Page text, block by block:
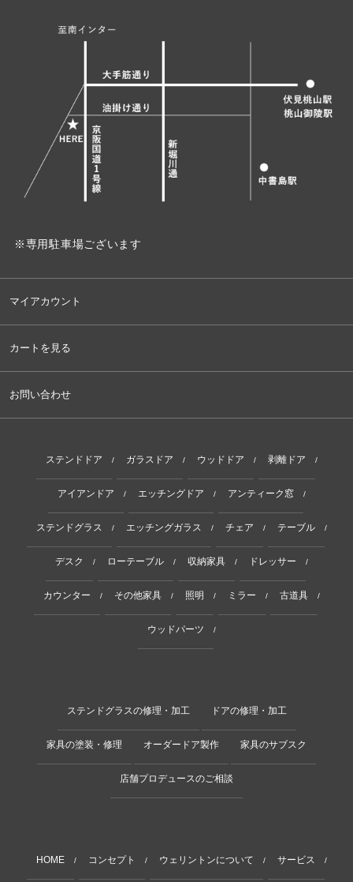
※専用駐車場ございます
マイアカウント
カートを見る
お問い合わせ
ステンドドア / ガラスドア / ウッドドア / 剥離ドア /
アイアンドア / エッチングドア / アンティーク窓 /
ステンドグラス / エッチングガラス / チェア / テーブル /
デスク / ローテーブル / 収納家具 / ドレッサー /
カウンター / その他家具 / 照明 / ミラー / 古道具 /
ウッドパーツ /
ステンドグラスの修理・加工 ドアの修理・加工
家具の塗装・修理 オーダードア製作 家具のサブスク
店舗プロデュースのご相談
HOME / コンセプト / ウェリントンについて / サービス /